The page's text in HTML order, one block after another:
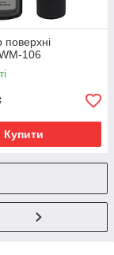
поверхні
106
Купити